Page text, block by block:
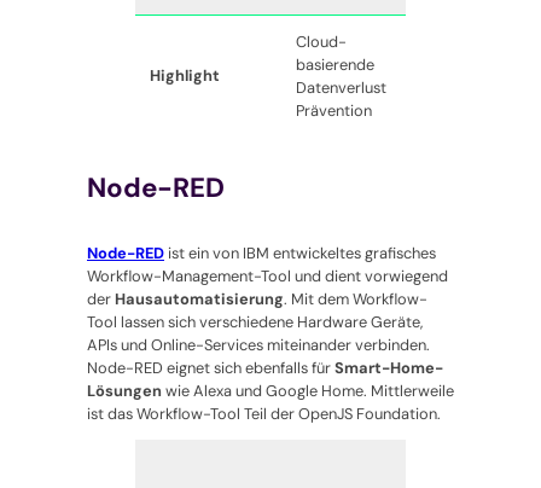
Highlight
Cloud-
basierende
Datenverlust
Prävention
Node-RED
Node-RED ist ein von IBM entwickeltes grafisches
Workflow-Management-Tool und dient vorwiegend
der Hausautomatisierung. Mit dem Workflow-
Tool lassen sich verschiedene Hardware Geräte,
APIs und Online-Services miteinander verbinden.
Node-RED eignet sich ebenfalls fürSmart-Home-
Lösungen wie Alexa und Google Home. Mittlerweile
ist das Workflow-Tool Teil der OpenJS Foundation.